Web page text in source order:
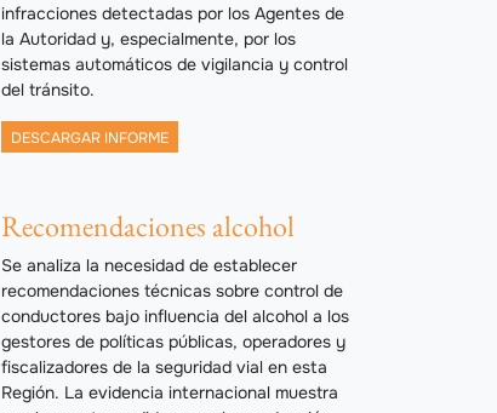
infracciones detectadas por los Agentes de
la Autoridad y, especialmente, por los
sistemas automáticos de vigilancia y control
del tránsito.
DESCARGAR INFORME
Recomendaciones alcohol
Se analiza la necesidad de establecer
recomendaciones técnicas sobre control de
conductores bajo influencia del alcohol a los
gestores de políticas públicas, operadores y
fiscalizadores de la seguridad vial en esta
Región. La evidencia internacional muestra